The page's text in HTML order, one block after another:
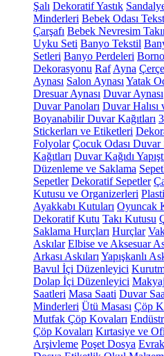
Şalı Dekoratif Yastık
Minderleri Bebek Odası
Çarşafı Bebek Nevresim
Uyku Seti Banyo Tekstil
Setleri Banyo Perdeleri
Dekorasyonu Raf Ayna
Aynası Salon Aynası Yatak
Dresuar Aynası Duvar Aynası
Duvar Panoları Duvar Halısı
Boyanabilir Duvar Kağıtları
Stickerları ve Etiketleri
Folyolar Çocuk Odası Duvar
Kağıtları Duvar Kağıdı
Düzenleme ve Saklama
Sepetler Dekoratif Sepetler
Kutusu ve Organizerleri
Ayakkabı Kutuları Oyuncak
Dekoratif Kutu Takı Kutusu
Saklama Hurçları Hurçlar
Askılar Elbise ve Aksesuar
Arkası Askıları Yapışkanlı
Bavul İçi Düzenleyici
Dolap İçi Düzenleyici
Saatleri Masa Saati Duvar
Minderleri Ütü Masası Çöp
Mutfak Çöp Kovaları
Çöp Kovaları Kırtasiye ve
Arşivleme Poşet Dosya